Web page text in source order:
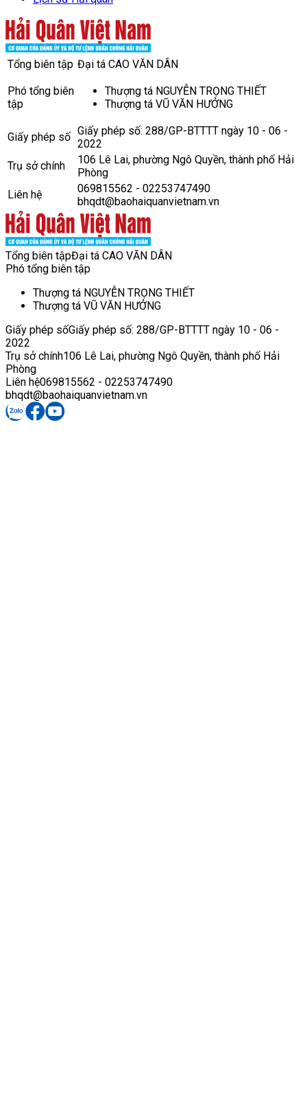
Tổng biên tập Đại tá CAO VĂN DÂN
Phó tổng biên
tập
Thượng tá NGUYỄN TRỌNG THIẾT
Thượng tá VŨ VĂN HƯỞNG
Giấy phép số Giấy phép số: 288/GP-BTTTT ngày 10 - 06 -
2022
Trụ sở chính
106 Lê Lai, phường Ngô Quyền, thành phố Hải
Phòng
Liên hệ
069815562 - 02253747490
bhqdt@baohaiquanvietnam.vn
Tổng biên tậpĐại tá CAO VĂN DÂN
Phó tổng biên tập
Thượng tá NGUYỄN TRỌNG THIẾT
Thượng tá VŨ VĂN HƯỞNG
Giấy phép sốGiấy phép số: 288/GP-BTTTT ngày 10 - 06 -
2022
Trụ sở chính106 Lê Lai, phường Ngô Quyền, thành phố Hải
Phòng
Liên hệ069815562 - 02253747490
bhqdt@baohaiquanvietnam.vn